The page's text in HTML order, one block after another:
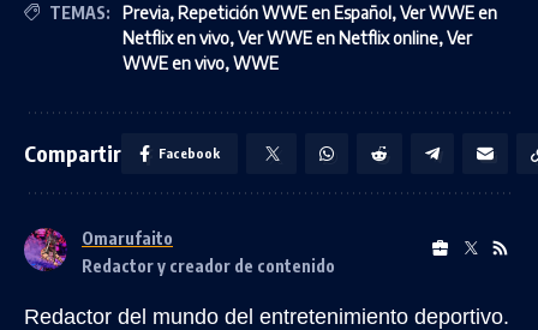
TEMAS: Previa,Repetición WWE en Español,Ver WWE en
Netflix en vivo,Ver WWE en Netflix online,Ver
WWE en vivo,WWE
Compartir Facebook
Omarufaito
Redactor y creador de contenido
Redactor del mundo del entretenimiento deportivo.